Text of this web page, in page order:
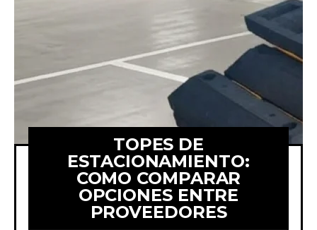
TOPES DE
ESTACIONAMIENTO:
COMO COMPARAR
OPCIONES ENTRE
PROVEEDORES
Aprende a comparar
cotizaciones de topes de